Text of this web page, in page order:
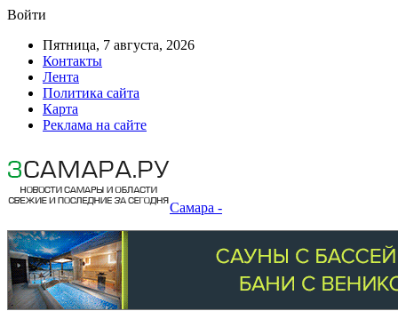
Войти
Пятница, 7 августа, 2026
Контакты
Лента
Политика сайта
Карта
Реклама на сайте
Самара -